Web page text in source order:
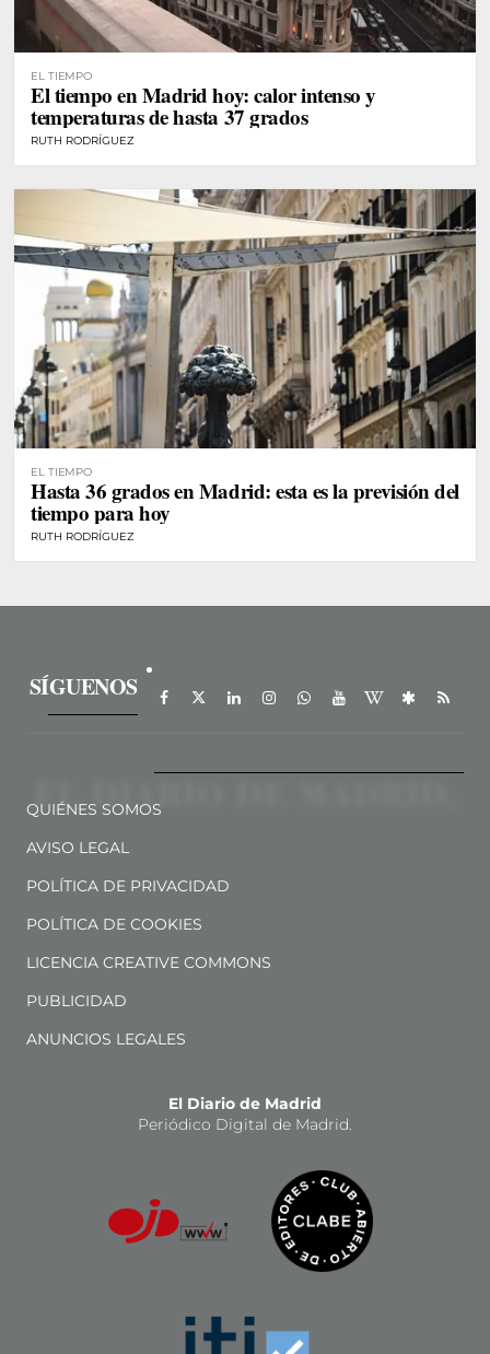
EL TIEMPO
El tiempo en Madrid hoy: calor intenso y
temperaturas de hasta 37 grados
RUTH RODRÍGUEZ
EL TIEMPO
Hasta 36 grados en Madrid: esta es la previsión del
tiempo para hoy
RUTH RODRÍGUEZ
SÍGUENOS
QUIÉNES SOMOS
AVISO LEGAL
POLÍTICA DE PRIVACIDAD
POLÍTICA DE COOKIES
LICENCIA CREATIVE COMMONS
PUBLICIDAD
ANUNCIOS LEGALES
El Diario de Madrid
Periódico Digital de Madrid.